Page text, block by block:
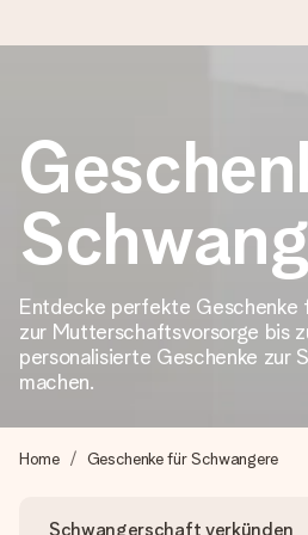
Heute bestellt, in 1
Wir bereiten dein Geschenk
4,8 (basierend auf
Unsere Geschenke begeistern.
Erstelle etwas Einzigartiges in
Entdecke perfekte Geschenke
zur Mutterschaftsvorsorge bis
personalisierte Geschenke zur
machen.
Home Geschenke für Schwangere
Schwangerschaft verkünden